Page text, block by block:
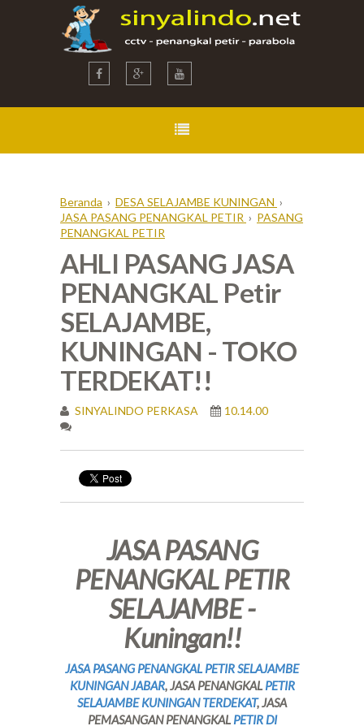
Beranda › DESA SELAJAMBE KUNINGAN ›
JASA PASANG PENANGKAL PETIR › PASANG
PENANGKAL PETIR
AHLI PASANG JASA
PENANGKAL Petir
SELAJAMBE,
KUNINGAN - TOKO
TERDEKAT!!
SINYALINDO PERKASA 10.14.00
JASA PASANG
PENANGKAL PETIR
SELAJAMBE -
Kuningan!!
JASA PASANG PENANGKAL PETIR SELAJAMBE
KUNINGAN JABAR, JASA PENANGKAL PETIR
SELAJAMBE KUNINGAN TERDEKAT, JASA
PEMASANGAN PENANGKAL PETIR DI